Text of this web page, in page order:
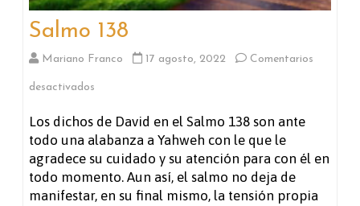
Salmo 138
Mariano Franco 17 agosto, 2022 Comentarios
desactivados
Salmo
138
Los dichos de David en el Salmo 138 son ante
todo una alabanza a Yahweh con le que le
agradece su cuidado y su atención para con él en
todo momento. Aun así, el salmo no deja de
manifestar, en su final mismo, la tensión propia